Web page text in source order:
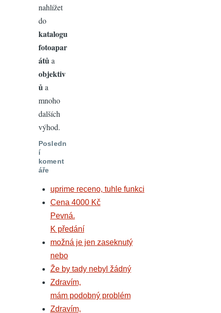
nahlížet
do
katalogu
fotoapar
átů a
objektiv
ů a
mnoho
dalších
výhod.
Posledn
í
koment
áře
uprime receno, tuhle funkci
Cena 4000 Kč
Pevná.
K předání
možná je jen zaseknutý
nebo
Že by tady nebyl žádný
Zdravím,
mám podobný problém
Zdravím,